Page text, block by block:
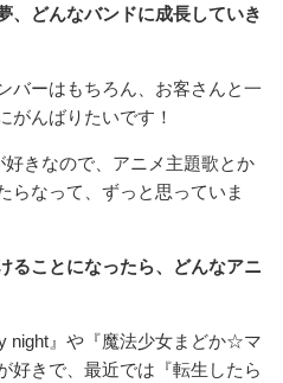
、どんなバンドに成長していき
バーはもちろん、お客さんと一
がんばりたいです！
きなので、アニメ主題歌とか
らなって、ずっと思っていま
ることになったら、どんなアニ
night』や『魔法少女まどか☆マ
好きで、最近では『転生したら